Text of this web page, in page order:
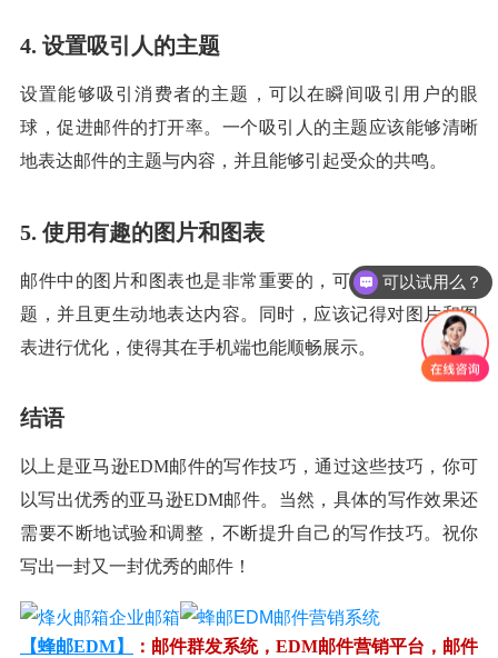
4. 设置吸引人的主题
设置能够吸引消费者的主题，可以在瞬间吸引用户的眼
球，促进邮件的打开率。一个吸引人的主题应该能够清晰
地表达邮件的主题与内容，并且能够引起受众的共鸣。
5. 使用有趣的图片和图表
邮件中的图片和图表也是非常重要的，可以突出邮件的主
题，并且更生动地表达内容。同时，应该记得对图片和图
表进行优化，使得其在手机端也能顺畅展示。
结语
以上是亚马逊EDM邮件的写作技巧，通过这些技巧，你可
以写出优秀的亚马逊EDM邮件。当然，具体的写作效果还
需要不断地试验和调整，不断提升自己的写作技巧。祝你
写出一封又一封优秀的邮件！
【蜂邮EDM】
：邮件群发系统，EDM邮件营销平台，邮件
可以试用么？